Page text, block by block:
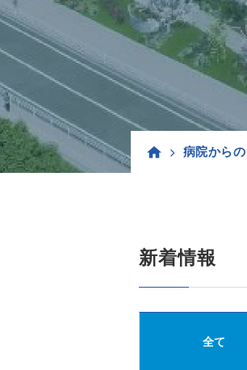
病院から
新着情報
全て